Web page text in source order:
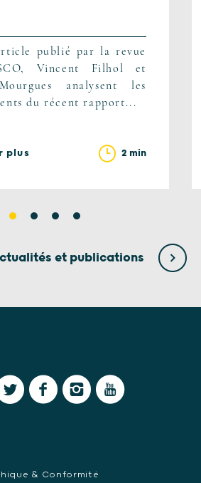
publié par la revue
Vincent Filhol et
analysent les
du récent rapport...
plus 2 min
et publications
& Conformité